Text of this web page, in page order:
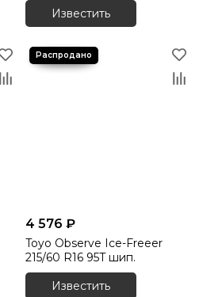
Известить
4 576 ₽
Toyo Observe Ice-Freeer
215/60 R16 95T шип.
Известить